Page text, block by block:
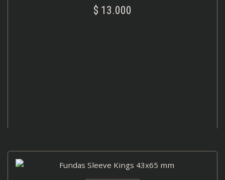
$ 13.000